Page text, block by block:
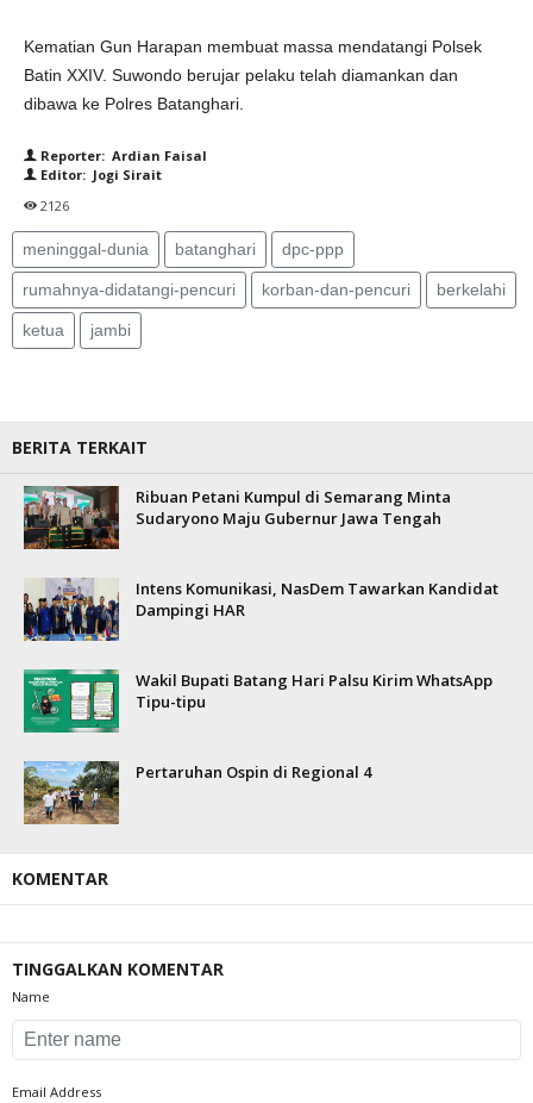
Kematian Gun Harapan membuat massa mendatangi Polsek
Batin XXIV. Suwondo berujar pelaku telah diamankan dan
dibawa ke Polres Batanghari.
Reporter: Ardian Faisal
Editor: Jogi Sirait
2126
meninggal-dunia batanghari dpc-ppp
rumahnya-didatangi-pencuri korban-dan-pencuri berkelahi
ketua jambi
BERITA TERKAIT
Ribuan Petani Kumpul di Semarang Minta
Sudaryono Maju Gubernur Jawa Tengah
Intens Komunikasi, NasDem Tawarkan Kandidat
Dampingi HAR
Wakil Bupati Batang Hari Palsu Kirim WhatsApp
Tipu-tipu
Pertaruhan Ospin di Regional 4
KOMENTAR
TINGGALKAN KOMENTAR
Name
Email Address